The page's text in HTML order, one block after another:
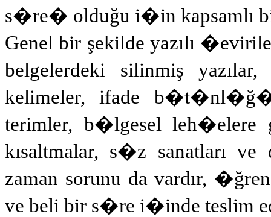
s�re� olduğu i�in kapsamlı
Genel bir şekilde yazılı
belgelerdeki silinmiş
kelimeler, ifade
terimler, b�lgesel leh�elere
kısaltmalar, s�z sanatları
zaman sorunu da vardır,
ve beli bir s�re i�inde teslim